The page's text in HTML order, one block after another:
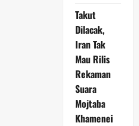
Takut
Dilacak,
Iran Tak
Mau Rilis
Rekaman
Suara
Mojtaba
Khamenei